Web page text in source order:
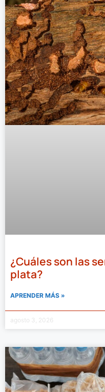
¿Cuáles son las
plata?
APRENDER MÁS »
agosto 3, 2026